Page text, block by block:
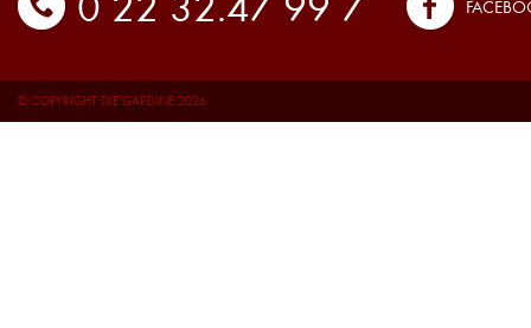
© COPYRIGHT DIE GARDINE 2026